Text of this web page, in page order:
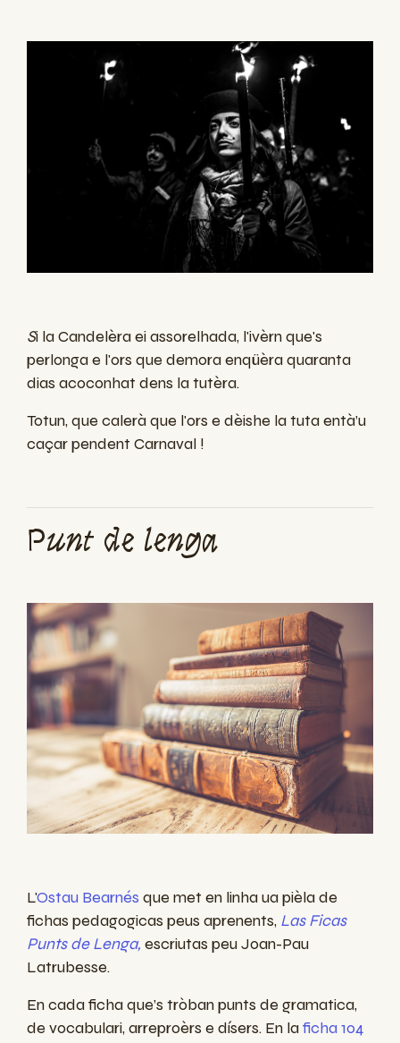
Si la Candelèra ei assorelhada, l'ivèrn que's
perlonga e l'ors que demora enqüèra quaranta
dias acoconhat dens la tutèra.
Totun, que calerà que l'ors e dèishe la tuta entà’u
caçar pendent Carnaval !
Punt de lenga
L'Ostau Bearnés que met en linha ua pièla de
fichas pedagogicas peus aprenents, Las Ficas
Punts de Lenga, escriutas peu Joan-Pau
Latrubesse.
Encadafichaque’s tròbanpunts de gramatica,
de vocabulari,arreproèrs e dísers. En laficha 104